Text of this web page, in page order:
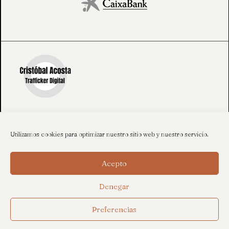
Utilizamos cookies para optimizar nuestro sitio web y nuestro servicio.
Acepto
Denegar
Preferencias